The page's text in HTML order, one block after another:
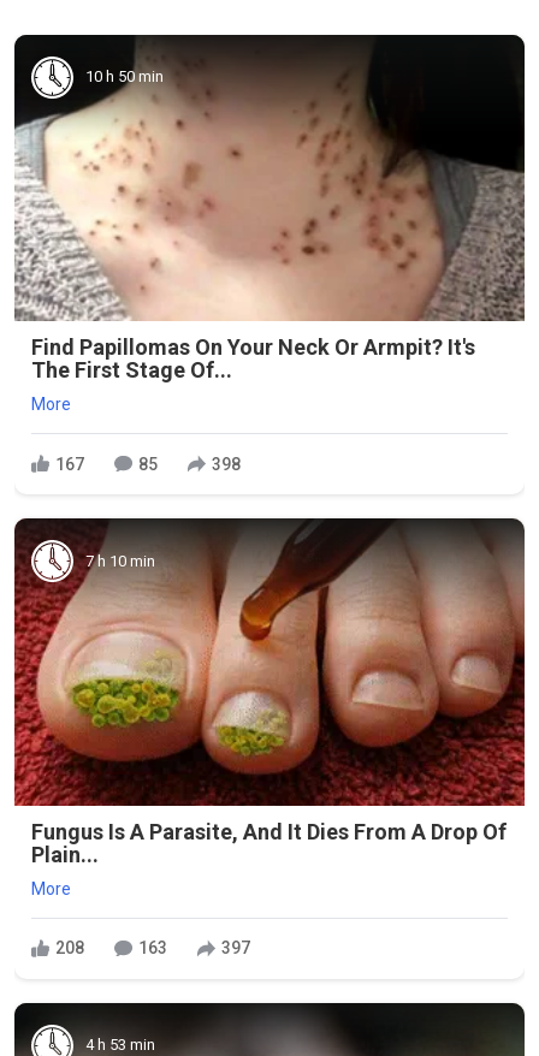
10 h 50 min
Find Papillomas On Your Neck Or Armpit? It's
The First Stage Of...
More
167 85 398
7 h 10 min
Fungus Is A Parasite, And It Dies From A Drop Of
Plain...
More
208 163 397
4 h 53 min